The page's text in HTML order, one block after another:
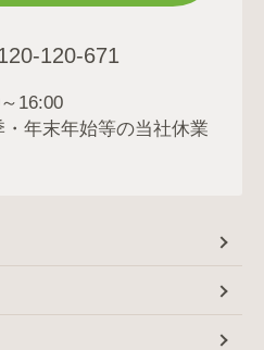
120-671
16:00
・年末年始等の当社休業